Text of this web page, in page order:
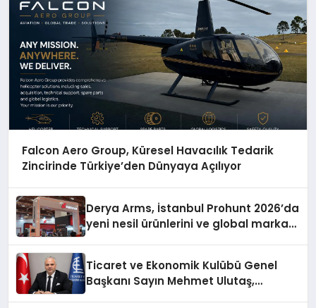
Falcon Aero Group, Küresel Havacılık Tedarik
Zincirinde Türkiye’den Dünyaya Açılıyor
Derya Arms, İstanbul Prohunt 2026’da
yeni nesil ürünlerini ve global marka
Ticaret ve Ekonomik Kulübü Genel
Başkanı Sayın Mehmet Ulutaş,